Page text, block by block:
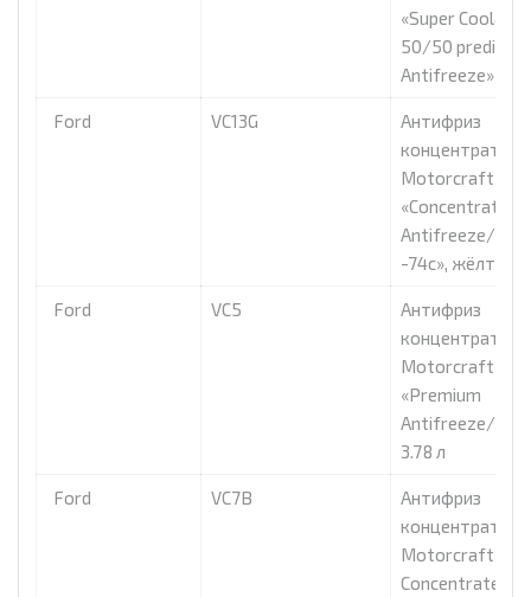
«Super Coolant
50/50
Antifreeze» ,
Ford VC13G
Антифриз
концентрат
Motorcraft
«Concentrated
Antifreeze/
-74c», жёлтый
Ford VC5
Антифриз
концентрат
Motorcraft
«Premium
Antifreeze/
3.78 л
Ford VC7B
Антифриз
концентрат
Motorcraft
Concentrated